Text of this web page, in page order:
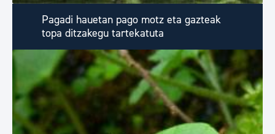
Pagadi hauetan pago motz eta gazteak
topa ditzakegu tartekatuta